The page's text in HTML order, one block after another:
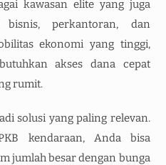
kawasan elite yang juga
perkantoran, dan
ekonomi yang tinggi,
akses dana cepat
rumit.
solusi yang paling relevan.
kendaraan, Anda bisa
jumlah besar dengan bunga